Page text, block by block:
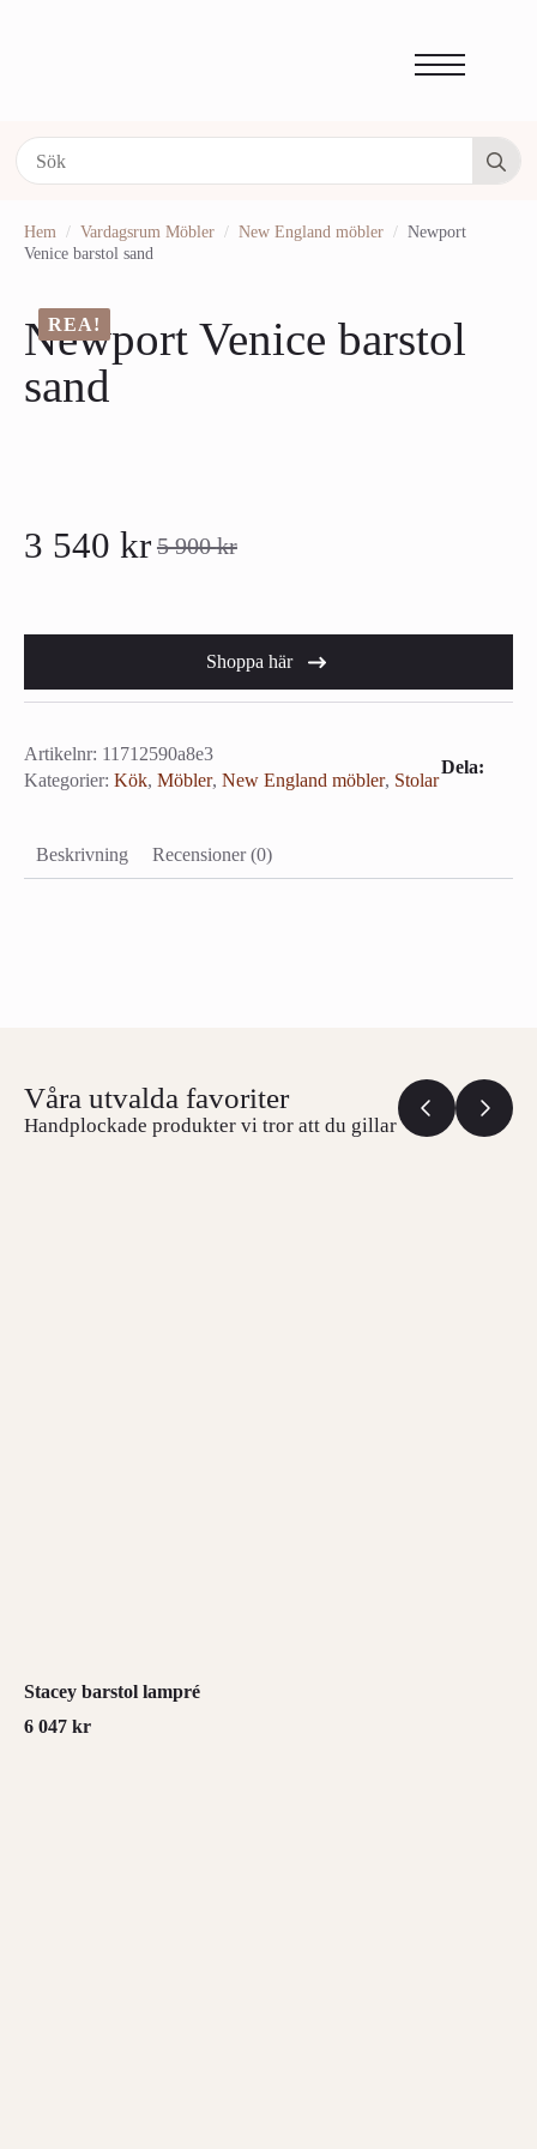
Hem Vardagsrum Möbler New England möbler
Newport
Venice barstol sand
REA!
Newport Venice barstol
sand
5 900kr
Det
var:
5
900 kr.
3 540 kr
Det
är:
3
540 kr.
Shoppa här
Artikelnr: 11712590a8e3
Kategorier: Kök, Möbler, New England möbler, Stolar
Dela:
Beskrivning Recensioner (0)
Våra utvalda favoriter
Handplockade produkter vi tror att du gillar
Stacey barstol lampré
6 047 kr